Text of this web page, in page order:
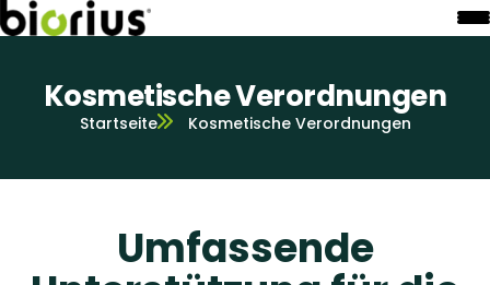
Kosmetische Verordnungen
Startseite Kosmetische Verordnungen
Umfassende